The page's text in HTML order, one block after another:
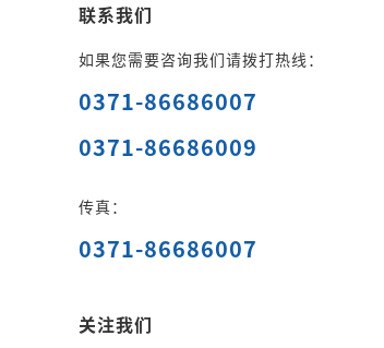
联系我们
如果您需要咨询我们请拨打热线：
0371-86686007
0371-86686009
传真：
0371-86686007
关注我们